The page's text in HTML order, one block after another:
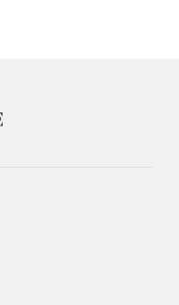
KONTAKTINFORMASJON